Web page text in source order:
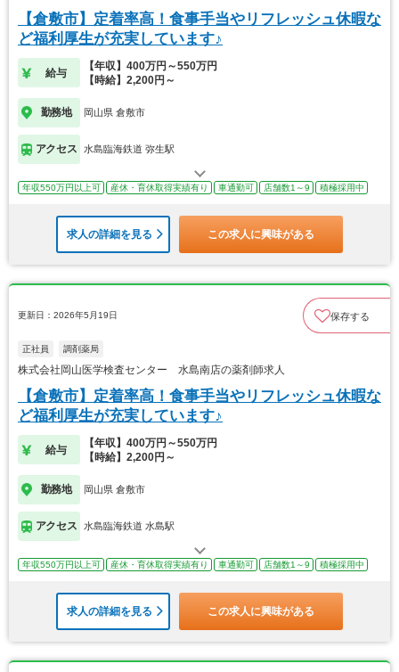
【倉敷市】定着率高！食事手当やリフレッシュ休暇な
ど福利厚生が充実しています♪
給与
【年収】400万円～550万円
【時給】2,200円～
勤務地 岡山県 倉敷市
アクセス 水島臨海鉄道 弥生駅
年収550万円以上可 産休・育休取得実績有り 車通勤可 店舗数1～9 積極採用中
求人の詳細を見る この求人に興味がある
更新日：2026年5月19日 保存する
正社員 調剤薬局
株式会社岡山医学検査センター 水島南店の薬剤師求人
【倉敷市】定着率高！食事手当やリフレッシュ休暇な
ど福利厚生が充実しています♪
給与
【年収】400万円～550万円
【時給】2,200円～
勤務地 岡山県 倉敷市
アクセス 水島臨海鉄道 水島駅
年収550万円以上可 産休・育休取得実績有り 車通勤可 店舗数1～9 積極採用中
求人の詳細を見る この求人に興味がある